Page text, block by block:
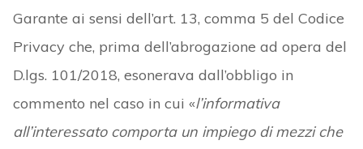
Garante ai sensi dell’art. 13, comma 5 del Codice
Privacy che, prima dell’abrogazione ad opera del
D.lgs. 101/2018, esonerava dall’obbligo in
commento nel caso in cui «l’informativa
all’interessato comporta un impiego di mezzi che